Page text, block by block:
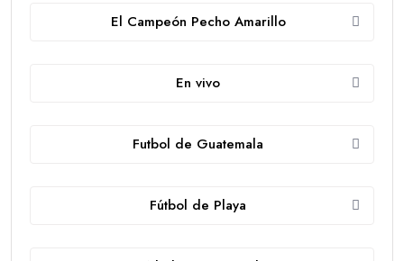
El Campeón Pecho Amarillo
En vivo
Futbol de Guatemala
Fútbol de Playa